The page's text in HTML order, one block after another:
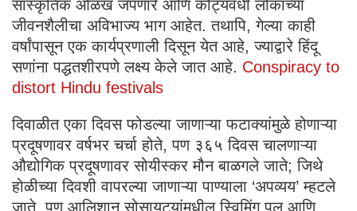
सांस्कृतिक ओळख जपणारे आणि कोट्यवधी लोकांच्या
जीवनशैलीचा अविभाज्य भाग आहेत. तथापि, गेल्या काही
वर्षांपासून एक कार्यप्रणाली दिसून येत आहे, ज्याद्वारे हिंदू
सणांना पद्धतशीरपणे लक्ष्य केले जात आहे. Conspiracy to
distort Hindu festivals
दिवाळीत एका दिवस फोडल्या जाणाऱ्या फटाक्यांमुळे होणाऱ्या
प्रदूषणावर वर्षभर चर्चा होते, पण ३६५ दिवस चालणाऱ्या
औद्योगिक प्रदूषणावर सोयीस्कर मौन बाळगले जाते; जिथे
होळीच्या दिवशी वापरल्या जाणाऱ्या पाण्याला ‘अपव्यय’ म्हटले
जाते, पण आलिशान सोसायट्यांमधील स्विमिंग पूल आणि